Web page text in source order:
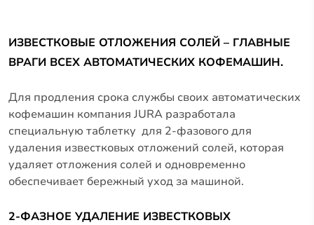
ИЗВЕСТКОВЫЕ ОТЛОЖЕНИЯ СОЛЕЙ – ГЛАВНЫЕ
ВРАГИ ВСЕХ АВТОМАТИЧЕСКИХ КОФЕМАШИН.
Для продления срока службы своих автоматических
кофемашин компания JURA разработала
специальную таблетку для 2-фазового для
удаления известковых отложений солей, которая
удаляет отложения солей и одновременно
обеспечивает бережный уход за машиной.
2-ФАЗНОЕ УДАЛЕНИЕ ИЗВЕСТКОВЫХ